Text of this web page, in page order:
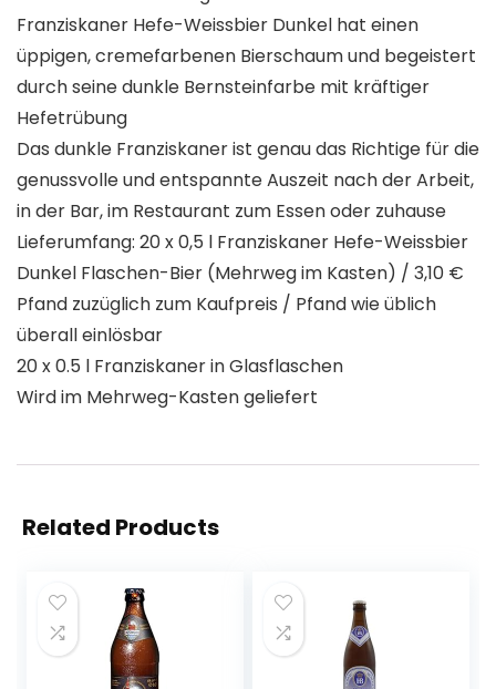
Franziskaner Hefe-Weissbier Dunkel hat einen
üppigen, cremefarbenen Bierschaum und begeistert
durch seine dunkle Bernsteinfarbe mit kräftiger
Hefetrübung
Das dunkle Franziskaner ist genau das Richtige für die
genussvolle und entspannte Auszeit nach der Arbeit,
in der Bar, im Restaurant zum Essen oder zuhause
Lieferumfang: 20 x 0,5 l Franziskaner Hefe-Weissbier
Dunkel Flaschen-Bier (Mehrweg im Kasten) / 3,10 €
Pfand zuzüglich zum Kaufpreis / Pfand wie üblich
überall einlösbar
20 x 0.5 l Franziskaner in Glasflaschen
Wird im Mehrweg-Kasten geliefert
Related Products